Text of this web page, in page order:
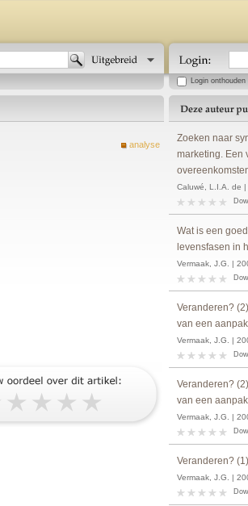
Login onthouden
analyse
Zoeken naar
marketing. Een
Caluwé, L.I.A. de
Wat is een
levensfasen in
Vermaak, J.G. |
Veranderen?
van een
Vermaak, J.G. |
Veranderen?
van een
Vermaak, J.G. |
Veranderen?
Vermaak, J.G. |